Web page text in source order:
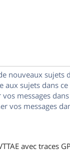
nouveaux sujets
aux sujets dans
messages
vos messages
avec traces